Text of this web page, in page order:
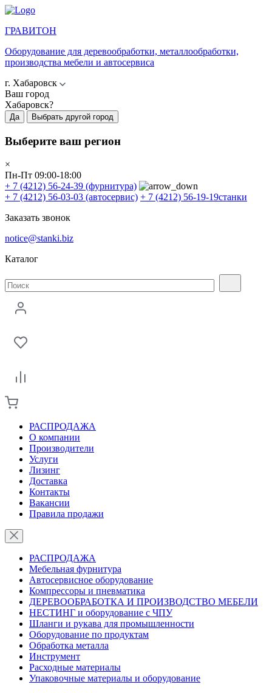
ГРАВИТОН
Оборудование для деревообработки, металлообработки,
производства мебели и автосервиса
г. Хабаровск
Ваш город
Хабаровск?
Да Выбрать другой город
Выберите ваш регион
×
Пн-Пт 09:00-18:00
+ 7 (4212) 56-24-39 (фурнитура)
+ 7 (4212) 56-03-03 (автосервис) + 7 (4212) 56-19-19станки
Заказать звонок
notice@stanki.biz
Каталог
РАСПРОДАЖА
О компании
Производители
Услуги
Лизинг
Доставка
Контакты
Вакансии
Правила продажи
РАСПРОДАЖА
Мебельная фурнитура
Автосервисное оборудование
Компрессоры и пневматика
ДЕРЕВООБРАБОТКА И ПРОИЗВОДСТВО МЕБЕЛИ
НЕСТИНГ и оборудование с ЧПУ
Шланги и рукава для промышленности
Оборудование по продуктам
Обработка металла
Инструмент
Расходные материалы
Упаковочные материалы и оборудование